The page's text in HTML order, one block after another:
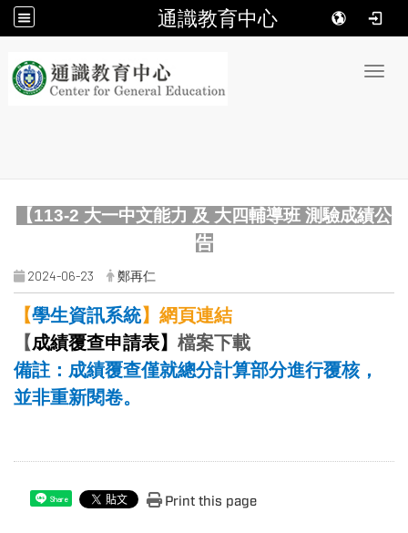
通識教育中心
【113-2 大一中文能力 及 大四輔導班 測驗成績公
告
2024-06-23 鄭再仁
【學生資訊系統】網頁連結
【成績覆查申請表】 檔案下載
備註：成績覆查僅就總分計算部分進行覆核，
並非重新閱卷。
Share Print this page